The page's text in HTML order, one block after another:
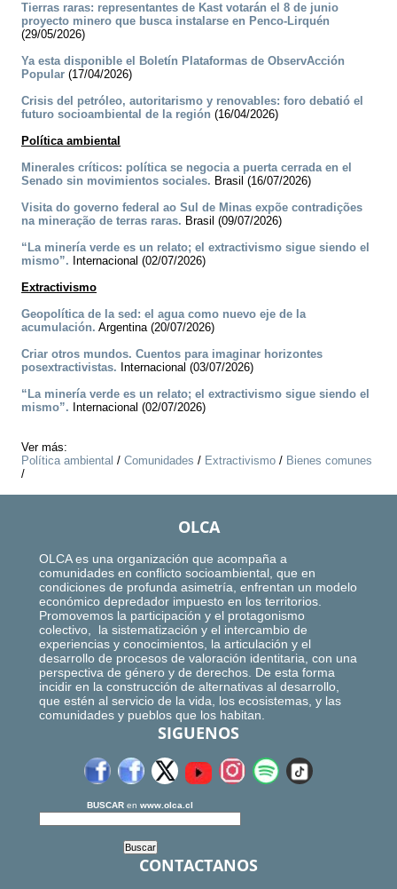
Tierras raras: representantes de Kast votarán el 8 de junio
proyecto minero que busca instalarse en Penco-Lirquén
(29/05/2026)
Ya esta disponible el Boletín Plataformas de ObservAcción
Popular (17/04/2026)
Crisis del petróleo, autoritarismo y renovables: foro debatió el
futuro socioambiental de la región (16/04/2026)
Política ambiental
Minerales críticos: política se negocia a puerta cerrada en el
Senado sin movimientos sociales. Brasil (16/07/2026)
Visita do governo federal ao Sul de Minas expõe contradições
na mineração de terras raras. Brasil (09/07/2026)
“La minería verde es un relato; el extractivismo sigue siendo el
mismo”. Internacional (02/07/2026)
Extractivismo
Geopolítica de la sed: el agua como nuevo eje de la
acumulación. Argentina (20/07/2026)
Criar otros mundos. Cuentos para imaginar horizontes
posextractivistas. Internacional (03/07/2026)
“La minería verde es un relato; el extractivismo sigue siendo el
mismo”. Internacional (02/07/2026)
Ver más:
Política ambiental / Comunidades / Extractivismo / Bienes comunes
/
OLCA
OLCA es una organización que acompaña a
comunidades en conflicto socioambiental, que en
condiciones de profunda asimetría, enfrentan un modelo
económico depredador impuesto en los territorios.
Promovemos la participación y el protagonismo
colectivo, la sistematización y el intercambio de
experiencias y conocimientos, la articulación y el
desarrollo de procesos de valoración identitaria, con una
perspectiva de género y de derechos. De esta forma
incidir en la construcción de alternativas al desarrollo,
que estén al servicio de la vida, los ecosistemas, y las
comunidades y pueblos que los habitan.
SIGUENOS
BUSCAR en www.olca.cl
CONTACTANOS